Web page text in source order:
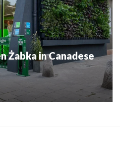
Żabka in Canadese